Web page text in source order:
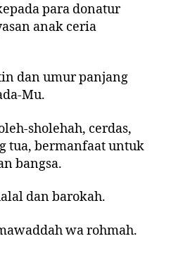
para donatur
anak ceria
dan umur panjang
Mu.
sholehah, cerdas,
tua, bermanfaat untuk
bangsa.
dan barokah.
wa rohmah.